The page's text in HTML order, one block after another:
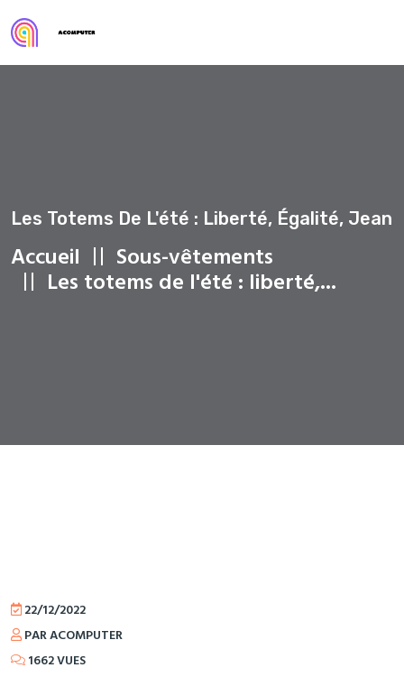
Les Totems De L'été : Liberté, Égalité, Jean
Accueil Sous-vêtements
Les totems de l'été : liberté,...
22/12/2022
PAR ACOMPUTER
1662 VUES